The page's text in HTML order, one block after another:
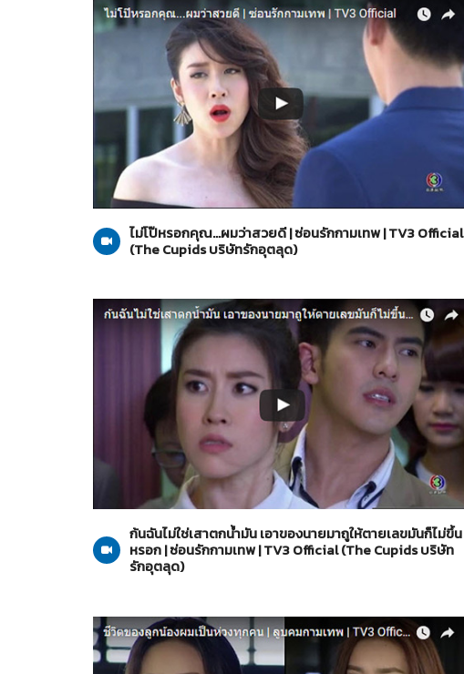
26-05-2560
The Cupids บริษัทรักอุตลุด
ไม่โป๊หรอกคุณ...ผมว่าสวยดี | ซ่อนรักกามเทพ | TV3 Official
(The Cupids บริษัทรักอุตลุด)
26-05-2560
The Cupids บริษัทรักอุตลุด
ก้นฉันไม่ใช่เสาตกน้ำมัน เอาของนายมาถูให้ตายเลขมันก็ไม่ขึ้น
หรอก | ซ่อนรักกามเทพ | TV3 Official (The Cupids บริษัท
รักอุตลุด)